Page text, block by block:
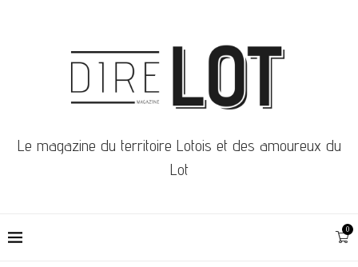
Le magazine du territoire Lotois et des amoureux du
Lot
0